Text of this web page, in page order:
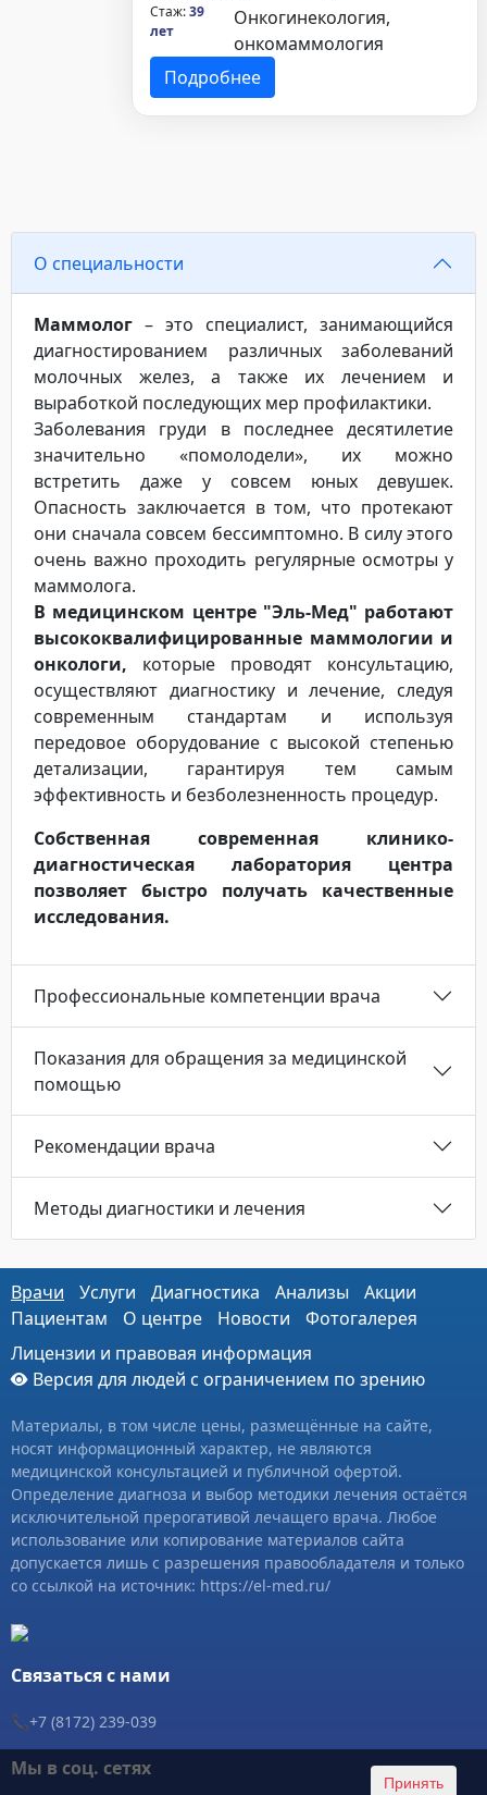
Стаж:39
лет
Онкогинекология,
онкомаммология
Подробнее
О специальности
Маммолог – это специалист, занимающийся
диагностированием различных заболеваний
молочных желез, а также их лечением и
выработкой последующих мер профилактики.
Заболевания груди в последнее десятилетие
значительно «помолодели», их можно
встретить даже у совсем юных девушек.
Опасность заключается в том, что протекают
они сначала совсем бессимптомно. В силу этого
очень важно проходить регулярные осмотры у
маммолога.
В медицинском центре "Эль-Мед" работают
высококвалифицированные маммологии и
онкологи, которые проводят консультацию,
осуществляют диагностику и лечение, следуя
современным стандартам и используя
передовое оборудование с высокой степенью
детализации, гарантируя тем самым
эффективность и безболезненность процедур.
Собственная современная клинико-
диагностическая лаборатория центра
позволяет быстро получать качественные
исследования.
Профессиональные компетенции врача
Показания для обращения за медицинской
помощью
Рекомендации врача
Методы диагностики и лечения
Врачи Услуги Диагностика Анализы
Акции
Пациентам
О центре Новости
Фотогалерея
Лицензии и правовая информация
Версия для людей с ограничением по зрению
Материалы, в том числе цены, размещённые на сайте,
носят информационный характер, не являются
медицинской консультацией и публичной офертой.
Определение диагноза и выбор методики лечения остаётся
исключительной прерогативой лечащего врача. Любое
использование или копирование материалов сайта
допускается лишь с разрешения правообладателя и только
со ссылкой на источник: https://el-med.ru/
Связаться с нами
📞+7 (8172) 239-039
Мы в соц. сетях